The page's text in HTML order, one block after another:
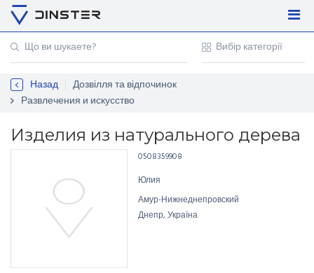
Регістрація
Контакти
Назад
Дозвілля та відпочинок
Развлечения и искусство
Изделия из натурального дерева
0508359908
Юлия
Амур-Нижнеднепровский
Днепр, Україна